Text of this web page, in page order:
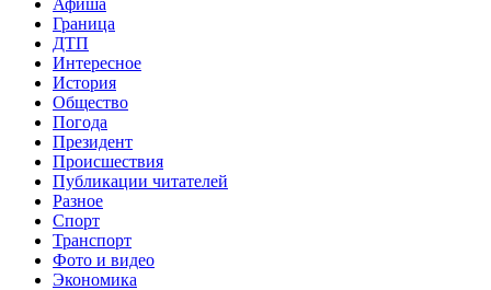
Афиша
Граница
ДТП
Интересное
История
Общество
Погода
Президент
Происшествия
Публикации читателей
Разное
Спорт
Транспорт
Фото и видео
Экономика